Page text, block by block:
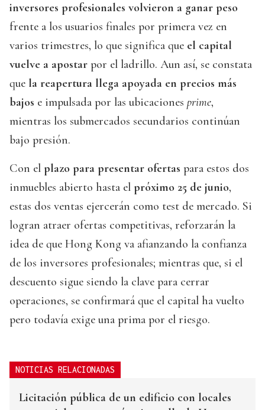
inversores profesionales volvieron a ganar peso
frente a los usuarios finales por primera vez en
varios trimestres, lo que significa que el capital
vuelve a apostar por el ladrillo. Aun así, se constata
que la reapertura llega apoyada en precios más
bajos e impulsada por las ubicaciones prime,
mientras los submercados secundarios continúan
bajo presión.
Con el plazo para presentar ofertas para estos dos
inmuebles abierto hasta el próximo 25 de junio,
estas dos ventas ejercerán como test de mercado. Si
logran atraer ofertas competitivas, reforzarán la
idea de que Hong Kong va afianzando la confianza
de los inversores profesionales; mientras que, si el
descuento sigue siendo la clave para cerrar
operaciones, se confirmará que el capital ha vuelto
pero todavía exige una prima por el riesgo.
NOTICIAS RELACIONADAS
Licitación pública de un edificio con locales